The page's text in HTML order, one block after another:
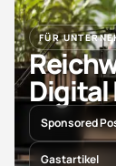
FÜR
Digital
Sponsored
Gastartikel